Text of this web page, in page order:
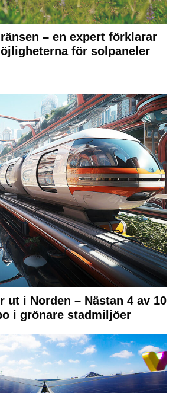
– en expert förklarar
för solpaneler
ut i Norden – Nästan 4 av 10
i grönare stadmiljöer